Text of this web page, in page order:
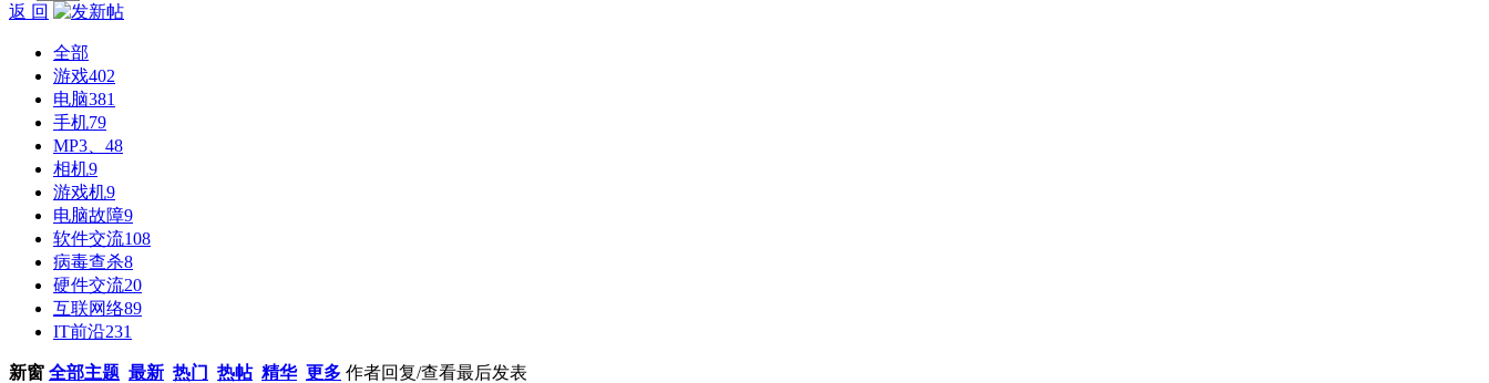
返 回
全部
游戏402
电脑381
手机79
MP3、48
相机9
游戏机9
电脑故障9
软件交流108
病毒查杀8
硬件交流20
互联网络89
IT前沿231
新窗 全部主题 最新 热门 热帖 精华 更多 作者回复/查看最后发表